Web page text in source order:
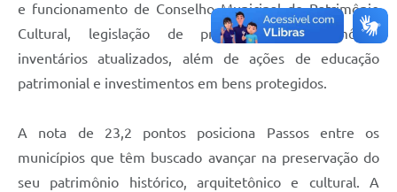
e funcionamento de Conselho Municipal de Patrimônio
Cultural, legislação de proteção ao patrimônio,
inventários atualizados, além de ações de educação
patrimonial e investimentos em bens protegidos.
A nota de 23,2 pontos posiciona Passos entre os
municípios que têm buscado avançar na preservação do
seu patrimônio histórico, arquitetônico e cultural. A